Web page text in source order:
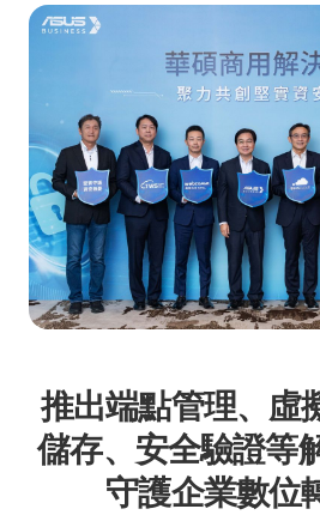
推出端點管理、虛
儲存、安全驗證等
守護企業數位